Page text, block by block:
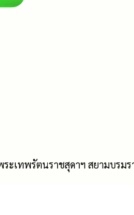
ะเทพรัตนราชสุดาฯ สยามบรม